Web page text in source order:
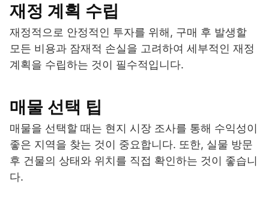
재정 계획 수립
재정적으로 안정적인 투자를 위해, 구매 후 발생할
모든 비용과 잠재적 손실을 고려하여 세부적인 재정
계획을 수립하는 것이 필수적입니다.
매물 선택 팁
매물을 선택할 때는 현지 시장 조사를 통해 수익성이
좋은 지역을 찾는 것이 중요합니다. 또한, 실물 방문
후 건물의 상태와 위치를 직접 확인하는 것이 좋습니
다.